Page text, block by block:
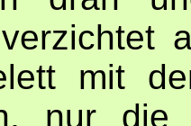
mit
nur